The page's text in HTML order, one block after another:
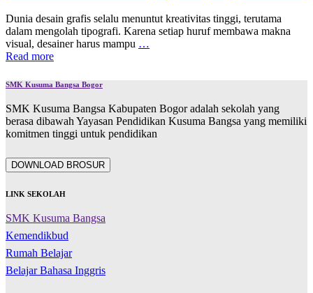
Dunia desain grafis selalu menuntut kreativitas tinggi, terutama
dalam mengolah tipografi. Karena setiap huruf membawa makna
visual, desainer harus mampu …
Read more
SMK Kusuma Bangsa Bogor
SMK Kusuma Bangsa Kabupaten Bogor adalah sekolah yang
berasa dibawah Yayasan Pendidikan Kusuma Bangsa yang memiliki
komitmen tinggi untuk pendidikan
DOWNLOAD BROSUR
LINK SEKOLAH
SMK Kusuma Bangsa
Kemendikbud
Rumah Belajar
Belajar Bahasa Inggris